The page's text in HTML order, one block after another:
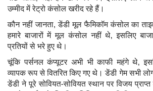
उम्मीद में रेट्रो कंसोल खरीद रहे हैं।
कौन नहीं जानता, डेंडी मूल फैमिकॉम कंसोल का
हमारे बाजारों में मूल कंसोल नहीं थे, इसलिए
प्रतियों से भरे हुए थे।
चूंकि पर्सनल कंप्यूटर अभी भी काफी महंगे थे,
व्यापक रूप से वितरित किए गए थे। डेंडी गेम सभी
डेंडी ने पूरे सोवियत-सोवियत स्थान पर विजय